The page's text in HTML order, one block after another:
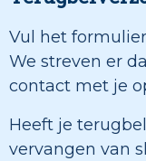
Vul het
We streven er
contact met je
Heeft je
vervangen van